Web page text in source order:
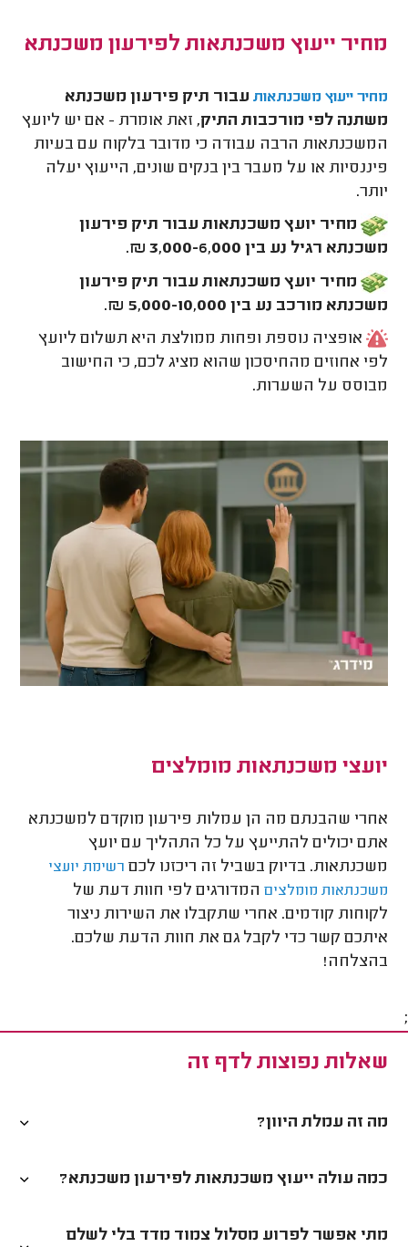
מחיר ייעוץ משכנתאות לפירעון משכנתא
מחיר ייעוץ משכנתאות עבור תיק פירעון משכנתא
משתנה לפי מורכבות התיק, זאת אומרת - אם יש ליועץ
המשכנתאות הרבה עבודה כי מדובר בלקוח עם בעיות
פיננסיות או על מעבר בין בנקים שונים, הייעוץ יעלה
יותר.
מחיר יועץ משכנתאות עבור תיק פירעון
משכנתא רגיל נע בין 3,000-6,000 ₪.
מחיר יועץ משכנתאות עבור תיק פירעון
משכנתא מורכב נע בין 5,000-10,000 ₪.
אופציה נוספת ופחות ממולצת היא תשלום ליועץ
לפי אחוזים מהחיסכון שהוא מציג לכם, כי החישוב
מבוסס על השערות.
יועצי משכנתאות מומלצים
אחרי שהבנתם מה הן עמלות פירעון מוקדם למשכנתא
אתם יכולים להתייעץ על כל התהליך עם יועץ
משכנתאות. בדיוק בשביל זה ריכזנו לכם רשימת יועצי
משכנתאות מומלצים המדורגים לפי חוות דעת של
לקוחות קודמים. אחרי שתקבלו את השירות ניצור
איתכם קשר כדי לקבל גם את חוות הדעת שלכם.
בהצלחה!
;
שאלות נפוצות לדף זה
מה זה עמלת היוון?
כמה עולה ייעוץ משכנתאות לפירעון משכנתא?
מתי אפשר לפרוע מסלול צמוד מדד בלי לשלם